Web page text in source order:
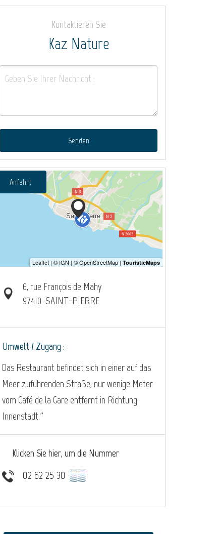
Kontaktieren Sie
Kaz Nature
Senden
Anfahrt
6, rue François de Mahy
97410 SAINT-PIERRE
Umwelt / Zugang :
Das Restaurant befindet sich in einer auf das
Meer zuführenden Straße, nur wenige Meter
vom Café de la Gare entfernt in Richtung
Innenstadt."
Klicken Sie hier, um die Nummer
02 62 25 30 ▒▒